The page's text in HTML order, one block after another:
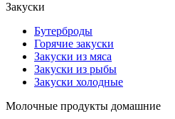
Закуски
Бутерброды
Горячие закуски
Закуски из мяса
Закуски из рыбы
Закуски холодные
Молочные продукты домашние